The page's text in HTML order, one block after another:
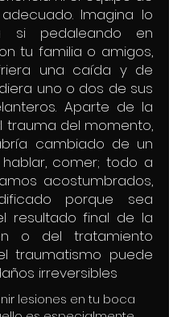
Imagina lo
si pedaleando en
tu familia o amigos,
una caída y de
uno o dos de sus
Aparte de la
trauma del momento,
cambiado de un
hablar, comer; todo a
acostumbrados,
porque sea
resultado final de la
o del tratamiento
traumatismo puede
irreversibles
lesiones en tu boca